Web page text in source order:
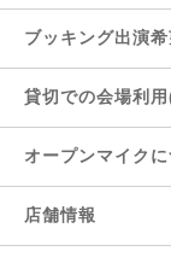
ブッキング出演
貸切での会場利
オープンマイク
店舗情報